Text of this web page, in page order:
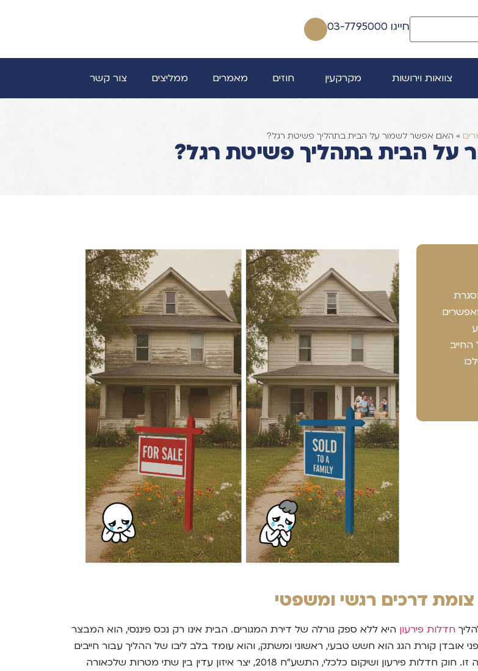
חייגו 03-7795000
צוואות וירושות מקרקעין חוזים מאמרים ממליצים צור קשר
» האם אפשר לשמור על הבית בתהליך פשיטת רגל?
הבית בתהליך פשיטת רגל?
צומת דרכים רגשי ומשפטי
חדלות פירעון היא ללא ספק גורלה של דירת המגורים. הבית אינו רק נכס פיננסי, הוא המבצר
אובדן קורת הגג הוא חשש טבעי, ראשוני ומשתק, והוא עומד בלב ליבו של ההליך עבור חייבים
רבים. מערכת המשפט בישראל מכירה ברגישות העצומה של סוגיה זו. חוק חדלות פירעון ושיקום כלכלי, התשע"ח 2018, יצר איזון עדין בין שתי מטרות שלכאורה